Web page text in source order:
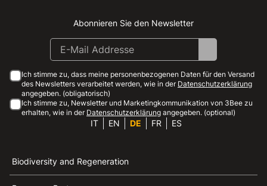
Instagram
Facebook
Linkedin
Youtube
Abonnieren Sie den Newsletter
Ich stimme zu, dass meine personenbezogenen Daten für den Versand
des Newsletters verarbeitet werden, wie in der Datenschutzerklärung
angegeben. (obligatorisch)
Ich stimme zu, Newsletter und Marketingkommunikation von 3Bee zu
erhalten, wie in der Datenschutzerklärung angegeben. (optional)
IT EN DE FR ES
Biodiversity and Regeneration